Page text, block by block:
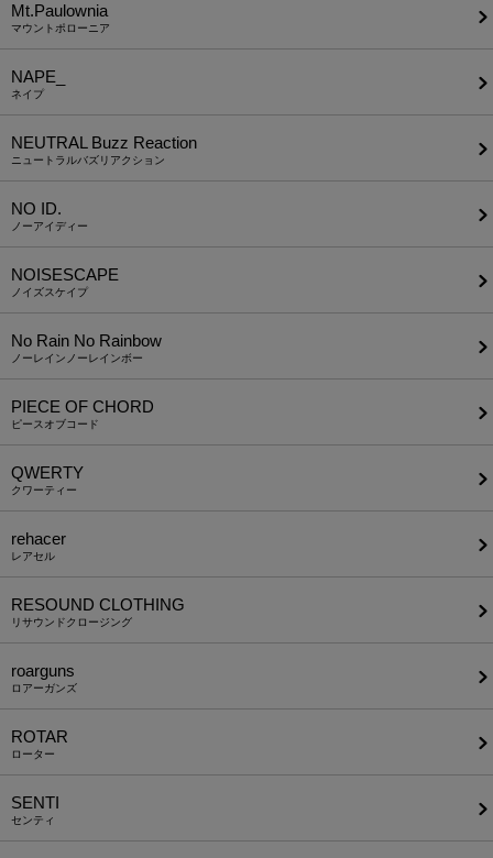
Mt.Paulownia
マウントポローニア
NAPE_
ネイプ
NEUTRAL Buzz Reaction
ニュートラルバズリアクション
NO ID.
ノーアイディー
NOISESCAPE
ノイズスケイプ
No Rain No Rainbow
ノーレインノーレインボー
PIECE OF CHORD
ピースオブコード
QWERTY
クワーティー
rehacer
レアセル
RESOUND CLOTHING
リサウンドクロージング
roarguns
ロアーガンズ
ROTAR
ローター
SENTI
センティ